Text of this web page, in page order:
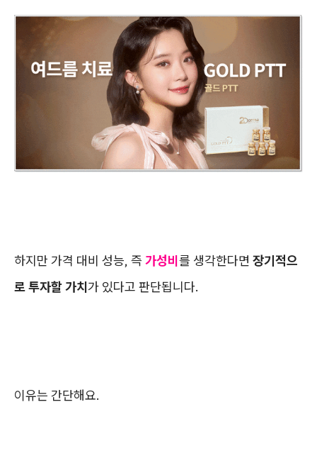
하지만 가격 대비 성능, 즉 가성비를 생각한다면 장기적으
로 투자할 가치가 있다고 판단됩니다.
이유는 간단해요.